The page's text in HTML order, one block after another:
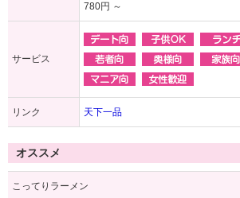
780円 ～
サービス
リンク 天下一品
オススメ
こってりラーメン